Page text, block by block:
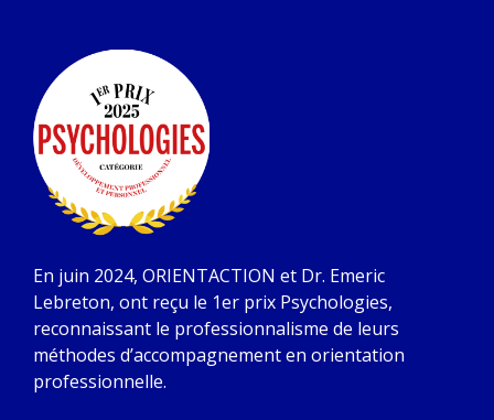
En juin 2024, ORIENTACTION et Dr. Emeric
Lebreton, ont reçu le 1er prix Psychologies,
reconnaissant le professionnalisme de leurs
méthodes d’accompagnement en orientation
professionnelle.